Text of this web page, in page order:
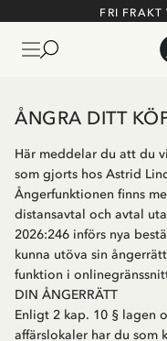
FRI
ÅNGRA DITT
Här meddelar du att du
som gjorts hos Astrid
Ångerfunktionen finns
distansavtal och avtal
2026:246 införs nya
kunna utöva sin
funktion i
DIN ÅNGERRÄTT
Enligt 2 kap. 10 § lagen
affärslokaler har du som